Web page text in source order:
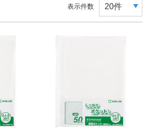
表示件数